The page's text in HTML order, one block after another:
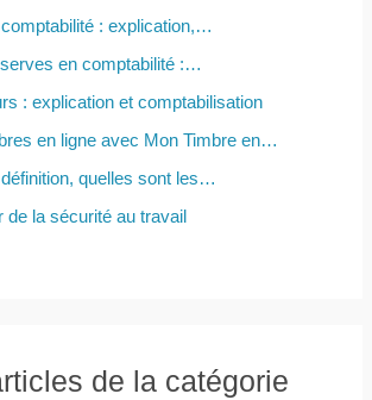
: explication,…
en comptabilité :…
: explication et comptabilisation
en ligne avec Mon Timbre en…
quelles sont les…
de la sécurité au travail
de la catégorie